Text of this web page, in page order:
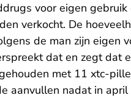
voor eigen
verkocht. De
de man zijn eigen
dat en zegt dat
met 11 xtc-
aanvullen nadat in